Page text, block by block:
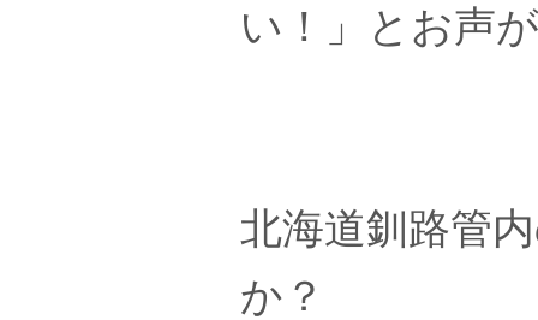
い！」とお声
北海道釧路管
か？